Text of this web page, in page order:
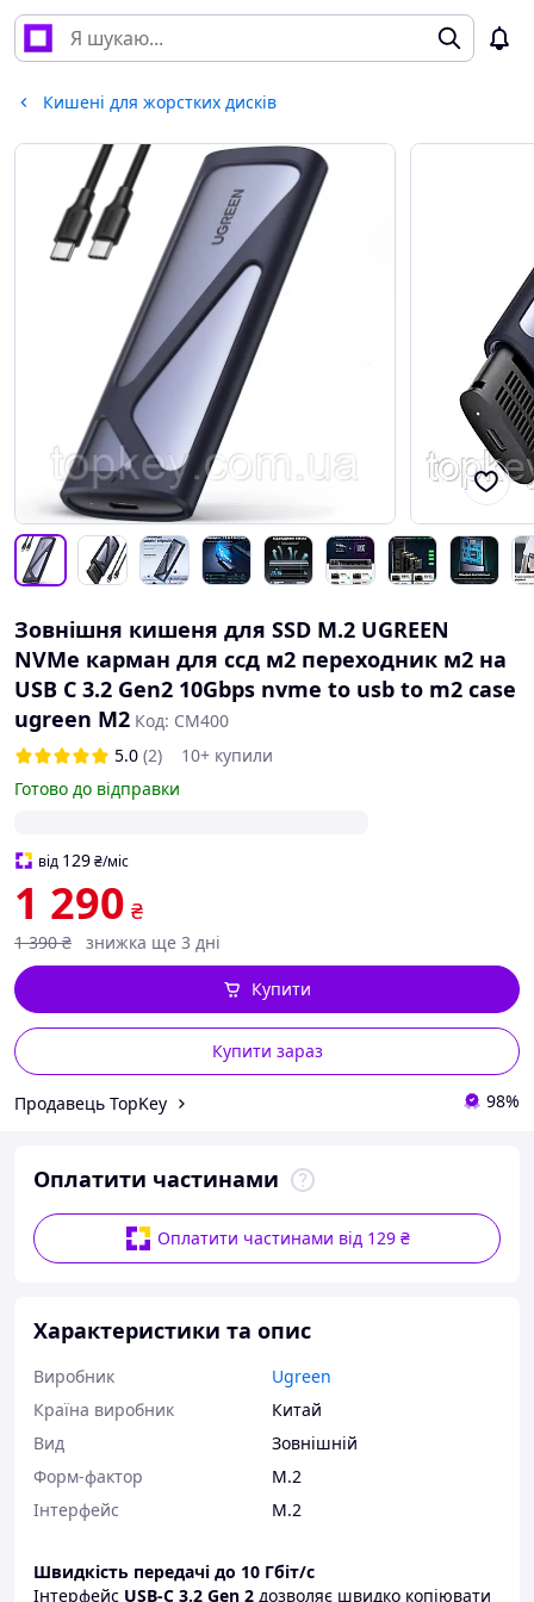
Кишені для жорстких дисків
Зовнішня кишеня для SSD M.2 UGREEN
NVMe карман для ссд м2 переходник м2 на
USB C 3.2 Gen2 10Gbps nvme to usb to m2 case
ugreen M2 Код: CM400
5.0 (2)
10+ купили
Готово до відправки
від 129₴/міс
1 290 ₴
1 390 ₴ знижка ще 3 дні
Купити зараз
Купити
Продавець TopKey 98%
Оплатити частинами
Оплатити частинами від 129 ₴
Характеристики та опис
Виробник
Ugreen
Країна виробник
Китай
Вид
Зовнішній
Форм-фактор
M.2
Інтерфейс
M.2
Швидкість передачі до 10 Гбіт/с
Інтерфейс USB-C 3.2 Gen 2 дозволяє швидко копіювати